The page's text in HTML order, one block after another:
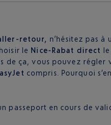
retour, n’hésitez pas à
le Nice-Rabat direct
de ça, vous pouvez régler
compris. Pourquoi
passeport en cours de